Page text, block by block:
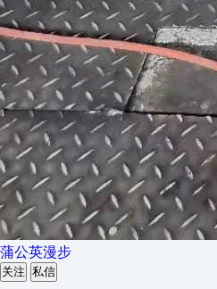
蒲公英漫步
关注 私信